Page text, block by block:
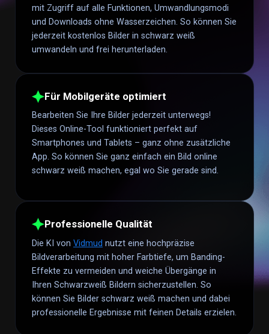
Für Mobilgeräte optimiert
Bearbeiten Sie Ihre Bilder jederzeit unterwegs!
Dieses Online-Tool funktioniert perfekt auf
Smartphones und Tablets – ganz ohne zusätzliche
App. So können Sie ganz einfach ein Bild online
schwarz weiß machen, egal wo Sie gerade sind.
mit Zugriff auf alle Funktionen, Umwandlungsmodi
und Downloads ohne Wasserzeichen. So können Sie
jederzeit kostenlos Bilder in schwarz weiß
umwandeln und frei herunterladen.
Professionelle Qualität
Die KI von Vidmud nutzt eine hochpräzise
Bildverarbeitung mit hoher Farbtiefe, um Banding-
Effekte zu vermeiden und weiche Übergänge in
Ihren Schwarzweiß Bildern sicherzustellen. So
können Sie Bilder schwarz weiß machen und dabei
professionelle Ergebnisse mit feinen Details erzielen.